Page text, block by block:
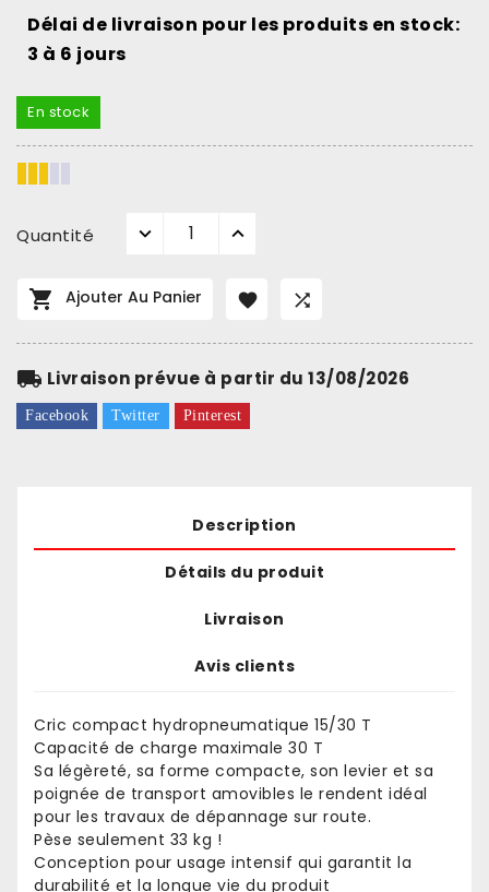
Délai de livraison pour les produits en stock:
3 à 6 jours
En stock
Quantité
 Ajouter Au Panier  
local_shipping Livraison prévue à partir du 13/08/2026
Facebook Twitter Pinterest
Description
Détails du produit
Livraison
Avis clients
Cric compact hydropneumatique 15/30 T
Capacité de charge maximale 30 T
Sa légèreté, sa forme compacte, son levier et sa
poignée de transport amovibles le rendent idéal
pour les travaux de dépannage sur route.
Pèse seulement 33 kg !
Conception pour usage intensif qui garantit la
durabilité et la longue vie du produit